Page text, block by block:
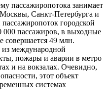
пассажиропотока занимает
Санкт-Петербурга и
городской
000 пассажиров, в выходные
совершается 49 млн.
из международной
пожары и аварии в метро
и на вокзалах. Очевидно,
этот объект
системах